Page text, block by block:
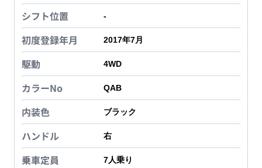
シフト位置 -
初度登録年月 2017年7月
駆動 4WD
カラーNo QAB
内装色 ブラック
ハンドル 右
乗車定員 7人乗り